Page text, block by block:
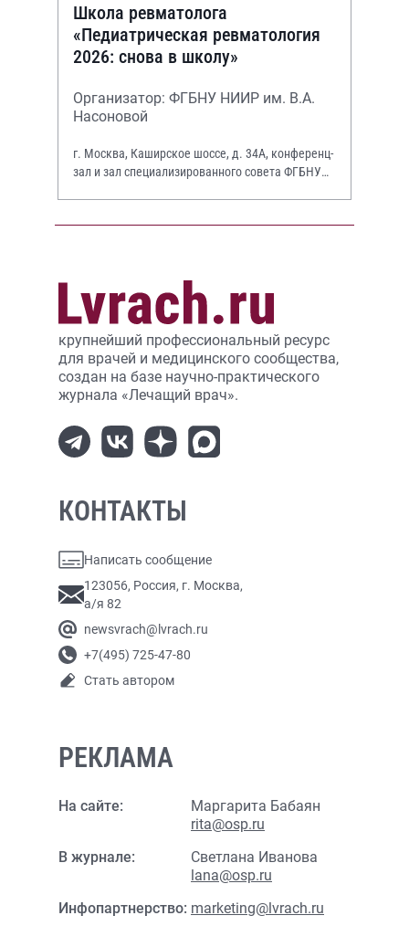
Школа ревматолога
«Педиатрическая ревматология
2026: снова в школу»
Организатор: ФГБНУ НИИР им. В.А.
Насоновой
г. Москва, Каширское шоссе, д. 34А, конференц-
зал и зал специализированного совета ФГБНУ
крупнейший профессиональный ресурс
для врачей и медицинского сообщества,
создан на базе научно-практического
журнала «Лечащий врач».
КОНТАКТЫ
Написать сообщение
123056, Россия, г. Москва,
а/я 82
newsvrach@lvrach.ru
+7(495) 725-47-80
Стать автором
РЕКЛАМА
На сайте:
Маргарита Бабаян
rita@osp.ru
В журнале:
Светлана Иванова
lana@osp.ru
Инфопартнерство: marketing@lvrach.ru